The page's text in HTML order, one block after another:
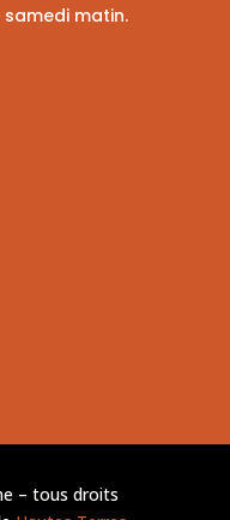
matin.
– tous droits